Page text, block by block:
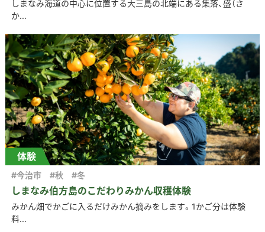
しまなみ海道の中心に位置する大三島の北端にある集落、盛（さ
か...
体験
しまなみ伯方島のこだわりみかん収穫体験
#今治市 #秋 #冬
みかん畑でかごに入るだけみかん摘みをします。1かご分は体験
料...